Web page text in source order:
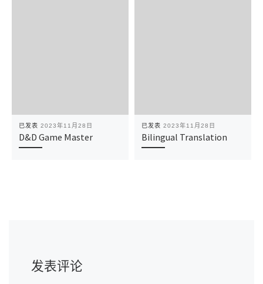
已发表 2023年11月28日
D&D Game Master
已发表 2023年11月28日
Bilingual Translation
发表评论